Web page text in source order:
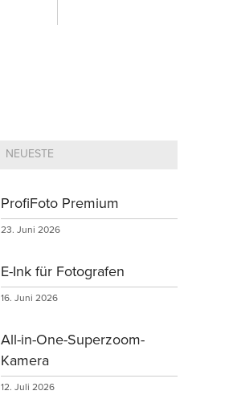
NEUESTE
ProfiFoto Premium
23. Juni 2026
E-Ink für Fotografen
16. Juni 2026
All-in-One-Superzoom-
Kamera
12. Juli 2026